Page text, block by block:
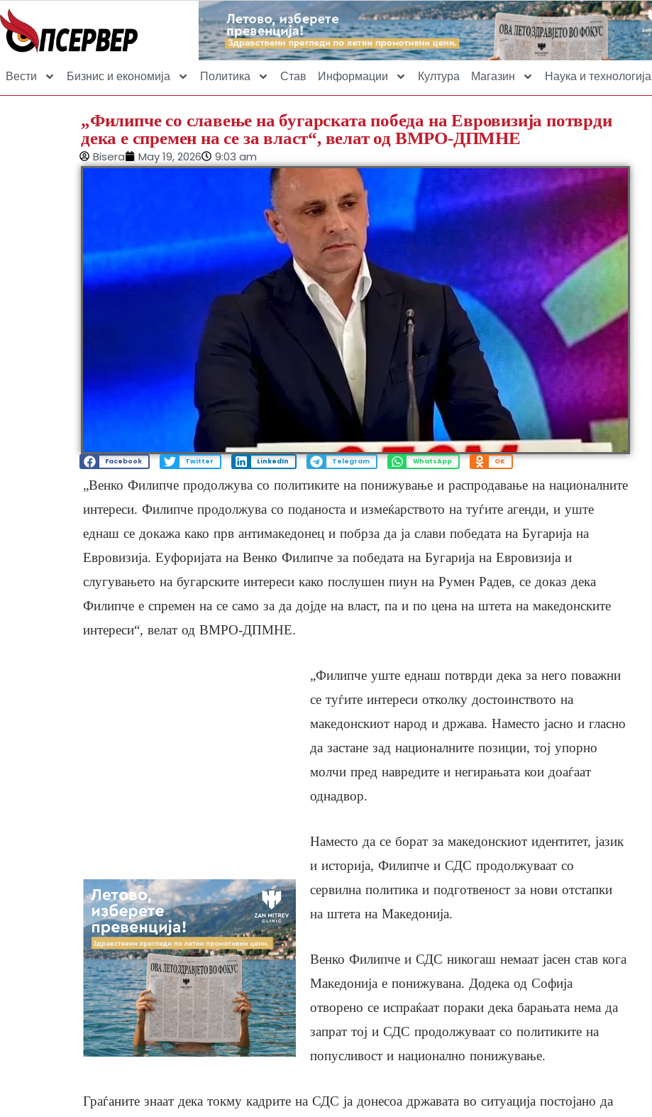
Вести Бизнис и економија Политика Став Информации Култура Магазин Наука и технологија
„Филипче со славење на бугарската победа на Евровизија потврди
дека е спремен на се за власт“, велат од ВМРО-ДПМНЕ
Bisera May 19, 2026 9:03 am
Facebook Twitter LinkedIn Telegram WhatsApp OK
„Венко Филипче продолжува со политиките на понижување и распродавање на националните
интереси. Филипче продолжува со поданоста и измеќарството на туѓите агенди, и уште
еднаш се докажа како прв антимакедонец и побрза да ја слави победата на Бугарија на
Евровизија. Еуфоријата на Венко Филипче за победата на Бугарија на Евровизија и
слугувањето на бугарските интереси како послушен пиун на Румен Радев, се доказ дека
Филипче е спремен на се само за да дојде на власт, па и по цена на штета на македонските
интереси“, велат од ВМРО-ДПМНЕ.
„Филипче уште еднаш потврди дека за него поважни
се туѓите интереси отколку достоинството на
македонскиот народ и држава. Наместо јасно и гласно
да застане зад националните позиции, тој упорно
молчи пред навредите и негирањата кои доаѓаат
однадвор.
Наместо да се борат за македонскиот идентитет, јазик
и историја, Филипче и СДС продолжуваат со
сервилна политика и подготвеност за нови отстапки
на штета на Македонија.
Венко Филипче и СДС никогаш немаат јасен став кога
Македонија е понижувана. Додека од Софија
отворено се испраќаат пораки дека барањата нема да
запрат тој и СДС продолжуваат со политиките на
попусливост и национално понижување.
Граѓаните знаат дека токму кадрите на СДС ја донесоа државата во ситуација постојано да